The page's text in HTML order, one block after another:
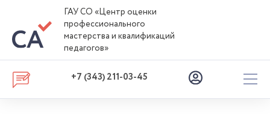
ГАУ СО «Центр оценки
профессионального
мастерства и квалификаций
педагогов»
+7 (343) 211-03-45